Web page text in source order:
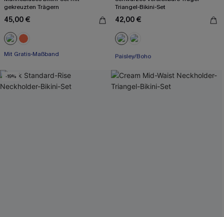
gekreuzten Trägern
45,00 €
Mit Gratis-Maßband
Triangel-Bikini-Set
42,00 €
Mit Gratis-Maßband
Paisley/Boho
-19%